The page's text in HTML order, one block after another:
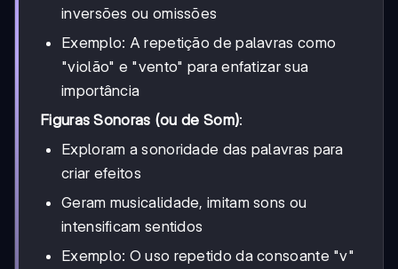
inversões ou omissões
Exemplo: A repetição de palavras como
"violão" e "vento" para enfatizar sua
importância
Figuras Sonoras (ou de Som):
Exploram a sonoridade das palavras para
criar efeitos
Geram musicalidade, imitam sons ou
intensificam sentidos
Exemplo: O uso repetido da consoante "v"